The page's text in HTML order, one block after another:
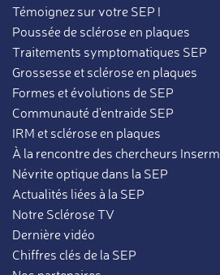
Témoignez sur votre SEP !
Poussée de sclérose en plaques
Traitements symptomatiques SEP
Grossesse et sclérose en plaques
Formes et évolutions de SEP
Communauté d'entraide SEP
IRM et sclérose en plaques
À la rencontre des chercheurs Inserm
Névrite optique dans la SEP
Actualités liées à la SEP
Notre Sclérose TV
Dernière vidéo
Chiffres clés de la SEP